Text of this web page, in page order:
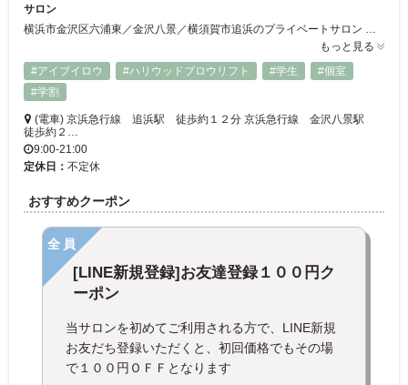
サロン
横浜市金沢区六浦東／金沢八景／横須賀市追浜のプライベートサロン カーラです 当店は、まつげカール（ラッシュリフト）／アイブロウ（ＨＢＬ／ハリウッドブロウリフト）／フェイシャルトリートメントがリーズナブルで通いやすいサロン
もっと見る
#アイブイロウ
#ハリウッドブロウリフト #学生
#個室
#学割
(電車) 京浜急行線 追浜駅 徒歩約１２分 京浜急行線 金沢八景駅
徒歩約２…
9:00-21:00
定休日： 不定休
おすすめクーポン
全員
[LINE新規登録]お友達登録１００円ク
ーポン
当サロンを初めてご利用される方で、LINE新規
お友だち登録いただくと、初回価格でもその場
で１００円ＯＦＦとなります